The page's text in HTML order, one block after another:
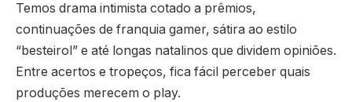
Temos drama intimista cotado a prêmios,
continuações de franquia gamer, sátira ao estilo
“besteirol” e até longas natalinos que dividem opiniões.
Entre acertos e tropeços, fica fácil perceber quais
produções merecem o play.